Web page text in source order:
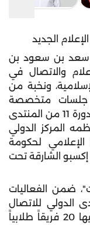
سعد بن سعود بن
والاتصال في
ونخبة من
جلسات متخصصة
تتعلق بالجامعات ضمن فعاليات الدورة 11 من المنتدى
المركز الدولي
الإعلامي لحكومة
في مركز إكسبو الشارقة تحت
ضمن الفعاليات
الـ 11 من المنتدى الدولي للاتصال
الحكومي 2022، منافسة يشارك فيها 20 فريقاً طلابياً